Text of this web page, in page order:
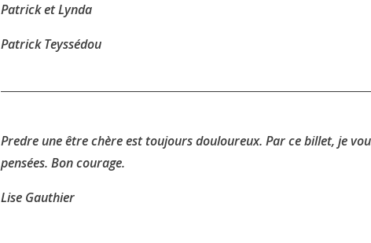
Patrick et Lynda
Patrick Teyssédou
Predre une être chère est toujours douloureux. Par ce billet, je
pensées. Bon courage.
Lise Gauthier